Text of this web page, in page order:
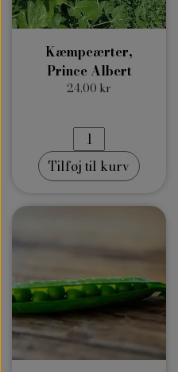
Kæmpeærter,
Prince Albert
24,00 kr
Tilføj til kurv